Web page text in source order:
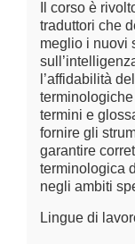
Il corso è
traduttori che
meglio i nuovi
l’affidabilità
termini e
fornire gli
garantire
terminologica
negli ambiti
Lingue di